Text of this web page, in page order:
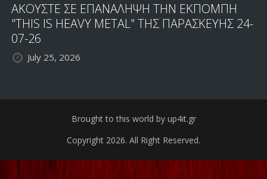
ΑΚΟΥΣΤΕ ΣΕ ΕΠΑΝΑΛΗΨΗ ΤΗΝ ΕΚΠΟΜΠΗ
"THIS IS HEAVY METAL" ΤΗΣ ΠΑΡΑΣΚΕΥΗΣ 24-
07-26
July 25, 2026
Brought to this world by up4it.gr
Copyright 2026. All Right Reserved.